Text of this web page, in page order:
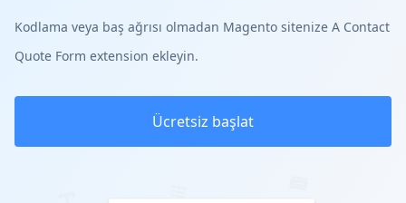
Kodlama veya baş ağrısı olmadan Magento sitenize A Contact
Quote Form extension ekleyin.
Ücretsiz başlat